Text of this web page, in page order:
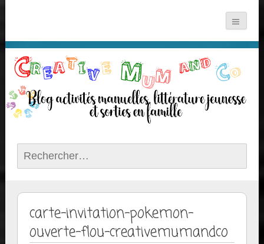
Rechercher :
carte-invitation-pokemon-
ouverte-flou-creativemumandco